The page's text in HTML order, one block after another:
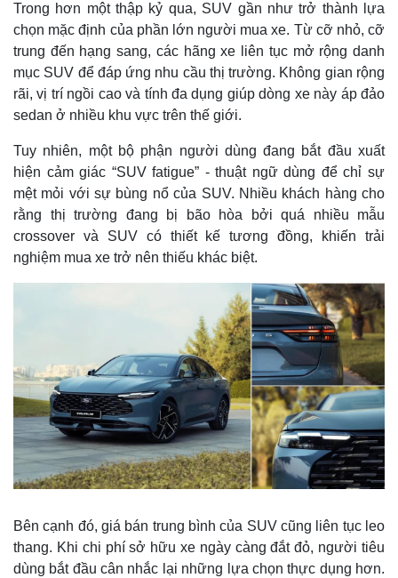
Trong hơn một thập kỷ qua, SUV gần như trở thành lựa
chọn mặc định của phần lớn người mua xe. Từ cỡ nhỏ, cỡ
trung đến hạng sang, các hãng xe liên tục mở rộng danh
mục SUV để đáp ứng nhu cầu thị trường. Không gian rộng
rãi, vị trí ngồi cao và tính đa dụng giúp dòng xe này áp đảo
sedan ở nhiều khu vực trên thế giới.
Tuy nhiên, một bộ phận người dùng đang bắt đầu xuất
hiện cảm giác “SUV fatigue” - thuật ngữ dùng để chỉ sự
mệt mỏi với sự bùng nổ của SUV. Nhiều khách hàng cho
rằng thị trường đang bị bão hòa bởi quá nhiều mẫu
crossover và SUV có thiết kế tương đồng, khiến trải
nghiệm mua xe trở nên thiếu khác biệt.
Bên cạnh đó, giá bán trung bình của SUV cũng liên tục leo
thang. Khi chi phí sở hữu xe ngày càng đắt đỏ, người tiêu
dùng bắt đầu cân nhắc lại những lựa chọn thực dụng hơn.